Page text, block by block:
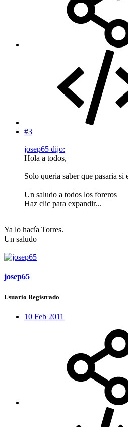
#3
josep65 dijo:
Hola a todos,
Solo queria saber que pasaria
Un saludo a todos los foreros
Haz clic para expandir...
Ya lo hacía Torres.
Un saludo
josep65
Usuario Registrado
10 Feb 2011